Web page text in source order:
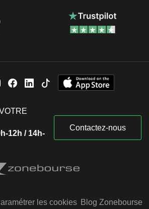
12h / 14h-
Contactez-nous
les cookies Blog Zonebourse